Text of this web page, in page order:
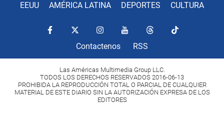
EEUU AMÉRICA LATINA DEPORTES CULTURA
Contactenos RSS
Las Américas Multimedia Group LLC.
TODOS LOS DERECHOS RESERVADOS 2016-06-13
PROHIBIDA LA REPRODUCCIÓN TOTAL O PARCIAL DE CUALQUIER
MATERIAL DE ESTE DIARIO SIN LA AUTORIZACIÓN EXPRESA DE LOS
EDITORES